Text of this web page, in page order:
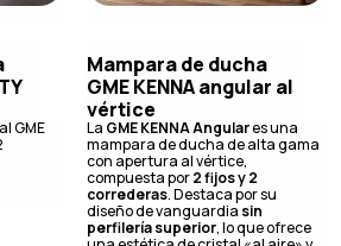
GME
Mampara de ducha
GME KENNA angular al
vértice
La GME KENNA Angulares una
mampara de ducha de alta gama
con apertura al vértice,
compuesta por2 fijos y 2
correderas. Destaca por su
diseño de vanguardia sin
perfilería superior, lo que ofrece